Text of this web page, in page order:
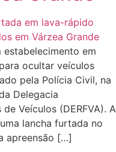
estabelecimento em
ocultar veículos
pela Polícia Civil, na
Delegacia
Veículos (DERFVA). A
lancha furtada no
apreensão […]